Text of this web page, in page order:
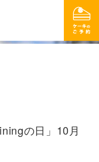
の日」10月